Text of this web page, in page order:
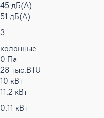
45 дБ(А)
51 дБ(А)
3
колонные
0 Па
28 тыс.BTU
10 кВт
11.2 кВт
0.11 кВт